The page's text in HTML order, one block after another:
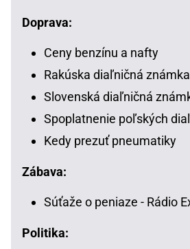
Doprava:
Ceny benzínu a nafty
Rakúska diaľničná známka
Slovenská diaľničná
Spoplatnenie poľských
Kedy prezuť pneumatiky
Zábava:
Súťaže o peniaze - Rádio
Politika: